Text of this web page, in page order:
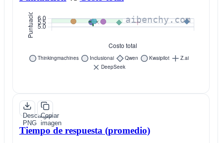
Descargar
PNG
Copiar
imagen
Tiempo de respuesta (promedio)